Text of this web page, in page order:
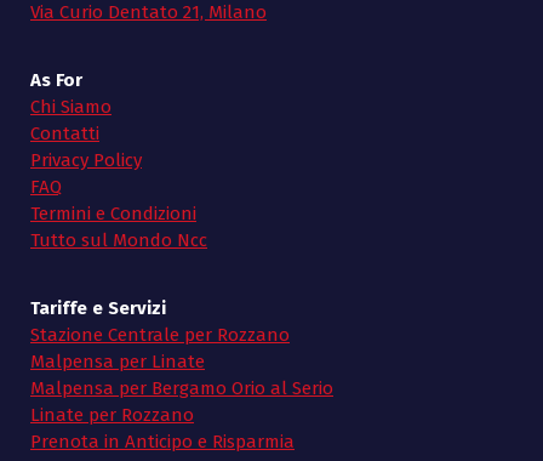
Via Curio Dentato 21, Milano
As For
Chi Siamo
Contatti
Privacy Policy
FAQ
Termini e Condizioni
Tutto sul Mondo Ncc
Tariffe e Servizi
Stazione Centrale per Rozzano
Malpensa per Linate
Malpensa per Bergamo Orio al Serio
Linate per Rozzano
Prenota in Anticipo e Risparmia